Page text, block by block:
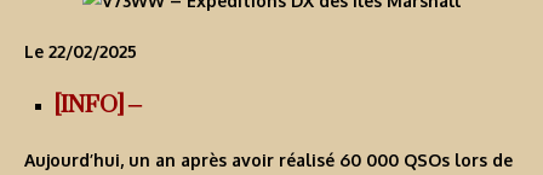
Le 22/02/2025
[INFO] –
Aujourd’hui, un an après avoir réalisé 60 000 QSOs lors de